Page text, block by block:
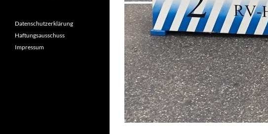
Datenschutzerklärung
Haftungsausschuss
Impressum